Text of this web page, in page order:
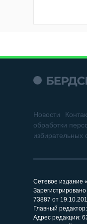
Новости
обработки
избирательных
Сетевое издание
73887 от
Главный
Адрес редакции: